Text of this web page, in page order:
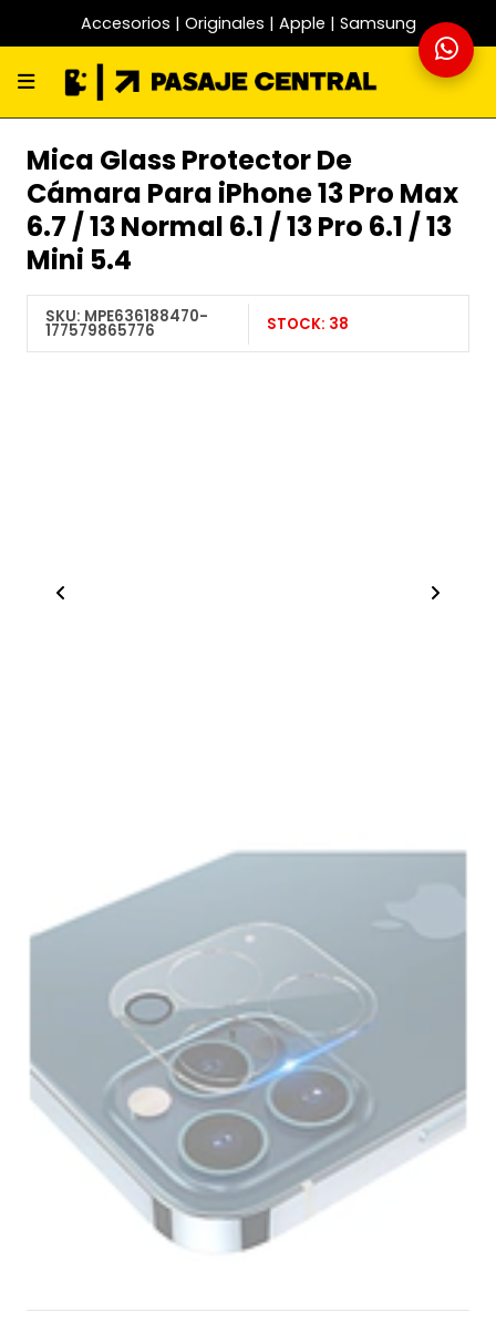
Accesorios | Originales | Apple | Samsung
Mica Glass Protector De
Cámara Para iPhone 13 Pro Max
6.7 / 13 Normal 6.1 / 13 Pro 6.1 / 13
Mini 5.4
SKU: MPE636188470-
177579865776 STOCK: 38